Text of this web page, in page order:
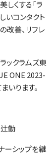
しくする「ラ
いコンタクト
改善、リフレ
ックラムズ東
ONE 2023-
いります。
勤
ーシップを継